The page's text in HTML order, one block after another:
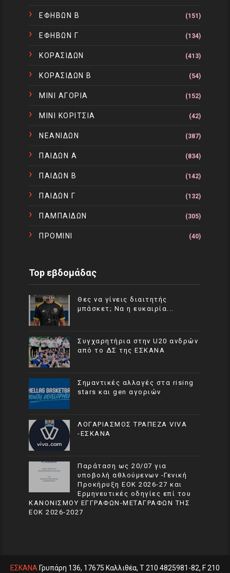
ΕΦΗΒΩΝ Β (151)
ΕΦΗΒΩΝ Γ (134)
ΚΟΡΑΣΙΔΩΝ (413)
ΚΟΡΑΣΙΔΩΝ Β (54)
ΜΙΝΙ ΑΓΟΡΙΑ (152)
ΜΙΝΙ ΚΟΡΙΤΣΙΑ (42)
ΝΕΑΝΙΔΩΝ (387)
ΠΑΙΔΩΝ Α (834)
ΠΑΙΔΩΝ Β (142)
ΠΑΙΔΩΝ Γ (132)
ΠΑΜΠΑΙΔΩΝ (305)
ΠΡΟΜΙΝΙ (40)
Top εβδομάδας
Θες να γίνεις διαιτητής
μπάσκετ; Να η ευκαιρία...
Συγχαρητήρια στην U20 ανδρών
από το ΔΣ της ΕΣΚΑΝΑ
Σημαντικές αλλαγές στα rising
stars και gen αγοριών
ΛΟΓΑΡΙΑΣΜΟΣ ΤΡΑΠΕΖΑ VIVA
-ΕΣΚΑΝΑ
Παράταση ως 20/07 για
υποβολή αθλούμενων -Γενική
Προκήρυξη ΕΟΚ 2026-27 και
Ερμηνευτικές οδηγίες επί του
ΚΑΝΟΝΙΣΜΟΥ ΕΓΓΡΑΦΩΝ-ΜΕΤΑΓΡΑΦΩΝ ΤΗΣ
ΕΟΚ 2026-2027
ΕΣΚΑΝΑ Γρυπάρη 136, 17675 Καλλιθέα, T 210 4825981-82, F 210